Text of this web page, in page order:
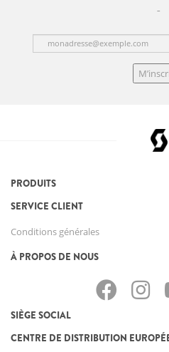
PRODUITS
SERVICE CLIENT
Conditions générales
À PROPOS DE NOUS
SIÈGE SOCIAL
CENTRE DE DISTRIBUTION